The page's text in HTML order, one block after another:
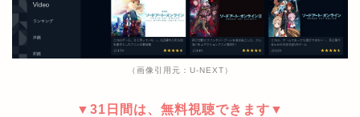
（画像引用元：U-NEXT）
▼31日間は、無料視聴できます▼